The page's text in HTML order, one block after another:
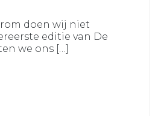
doen wij niet
editie van De
we ons […]
samen voetballen voor een